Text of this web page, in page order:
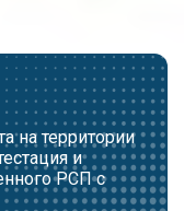
на территории
и
РСП с